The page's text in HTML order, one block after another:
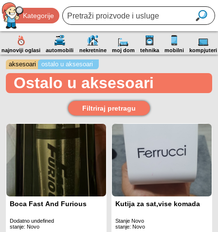
Kategorije
najnoviji oglasi automobili nekretnine moj dom tehnika mobilni kompjuteri
aksesoari ostalo u aksesoari
Ostalo u aksesoari
Filtriraj pretragu
Boca Fast And Furious
Dodatno undefined
stanje: Novo
Kutija za sat,vise komada
Stanje Novo
stanje: Novo